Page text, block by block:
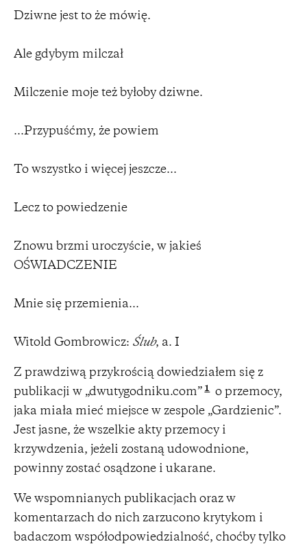
Dziwne jest to że mówię.
Ale gdybym milczał
Milczenie moje też byłoby dziwne.
...Przypuśćmy, że powiem
To wszystko i więcej jeszcze...
Lecz to powiedzenie
Znowu brzmi uroczyście, w jakieś
OŚWIADCZENIE
Mnie się przemienia...
Witold Gombrowicz: Ślub, a. I
Z prawdziwą przykrością dowiedziałem się z
publikacji w „dwutygodniku.com” 1
o przemocy,
jaka miała mieć miejsce w zespole „Gardzienic”.
Jest jasne, że wszelkie akty przemocy i
krzywdzenia, jeżeli zostaną udowodnione,
powinny zostać osądzone i ukarane.
We wspomnianych publikacjach oraz w
komentarzach do nich zarzucono krytykom i
badaczom współodpowiedzialność, choćby tylko